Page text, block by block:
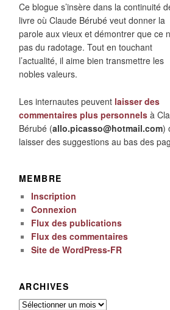
Ce blogue s’insère dans la continuité
livre où Claude Bérubé veut donner la
parole aux vieux et démontrer que ce
pas du radotage. Tout en touchant
l’actualité, il aime bien transmettre les
nobles valeurs.
Les internautes peuvent laisser des
commentaires plus personnels à
Bérubé (allo.picasso@hotmail.com)
laisser des suggestions au bas des
MEMBRE
Inscription
Connexion
Flux des publications
Flux des commentaires
Site de WordPress-FR
ARCHIVES
Archives